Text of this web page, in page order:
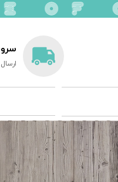
ارسال